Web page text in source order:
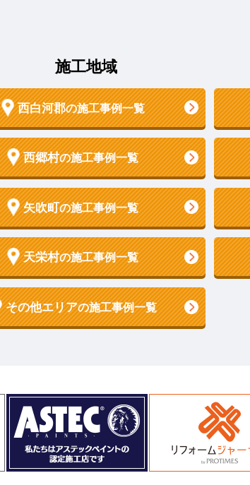
施工地域
西白河郡の施工事例一覧
西郷村の施工事例一覧
矢吹町の施工事例一覧
天栄村の施工事例一覧
その他エリアの施工事例一覧